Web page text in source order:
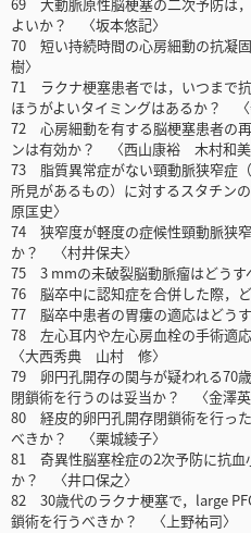
よいか？ 〈坂本悠記〉
70 短い持続時間の心房細動の抗凝
樹〉
71 ラクナ梗塞患者では，いつまで
ほうがよいタイミングはあるか？ 〈
72 心房細動を有する脳梗塞患者の
ンは有効か？ 〈西山康裕 木村和美
73 脂質異常症がない頸動脈狭窄症
所見があるもの）に対するスタチ
原匡史〉
74 狭窄度が軽度の症候性頸動脈狭
か？ 〈村井保夫〉
75 3 mmの未破裂脳動脈瘤はどうす
76 脳卒中に認知症を合併した際，
77 脳卒中患者の胃瘻の適応はどう
78 左心耳内や左心房血栓の手術適
〈大西秀典 山村 修〉
79 卵円孔開存の関与が疑われる70
閉鎖術を行うのは妥当か？ 〈金澤英
80 経皮的卵円孔開存閉鎖術を行っ
べきか？ 〈栗城綾子〉
81 奇異性脳塞栓症の2次予防に抗血
か？ 〈井口保之〉
82 30歳代のラクナ梗塞で，large
鎖術を行うべきか？ 〈上野祐司〉